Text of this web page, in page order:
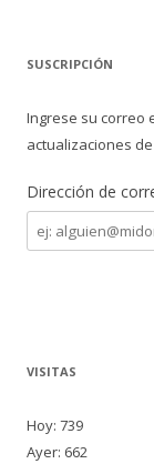
SUSCRIPCIÓN
Ingrese su correo
actualizaciones
Dirección de
Dirección
de
correo
VISITAS
Hoy: 739
Ayer: 662